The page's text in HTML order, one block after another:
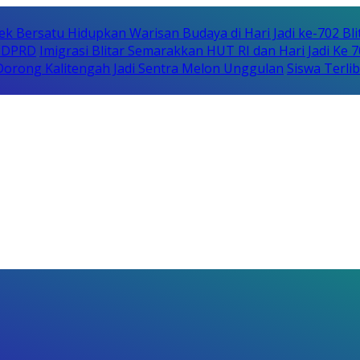
Bersatu Hidupkan Warisan Budaya di Hari Jadi ke-702
Imigrasi Blitar Semarakkan HUT RI dan Hari Jadi Ke
Kalitengah Jadi Sentra Melon Unggulan Siswa